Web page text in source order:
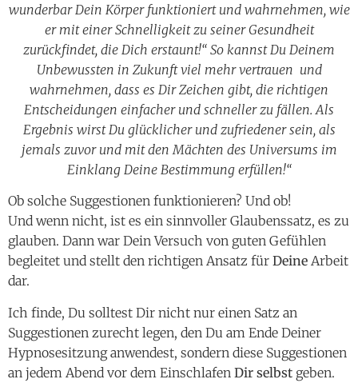
wunderbar Dein Körper funktioniert und wahrnehmen, wie
er mit einer Schnelligkeit zu seiner Gesundheit
zurückfindet, die Dich erstaunt!“ So kannst Du Deinem
Unbewussten in Zukunft viel mehr vertrauen und
wahrnehmen, dass es Dir Zeichen gibt, die richtigen
Entscheidungen einfacher und schneller zu fällen. Als
Ergebnis wirst Du glücklicher und zufriedener sein, als
jemals zuvor und mit den Mächten des Universums im
Einklang Deine Bestimmung erfüllen!“
Ob solche Suggestionen funktionieren? Und ob!
Und wenn nicht, ist es ein sinnvoller Glaubenssatz, es zu
glauben. Dann war Dein Versuch von guten Gefühlen
begleitet und stellt den richtigen Ansatz für Deine Arbeit
dar.
Ich finde, Du solltest Dir nicht nur einen Satz an
Suggestionen zurecht legen, den Du am Ende Deiner
Hypnosesitzung anwendest, sondern diese Suggestionen
an jedem Abend vor dem Einschlafen Dir selbst geben.